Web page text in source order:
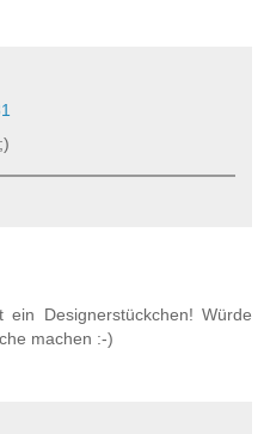
Designerstückchen! Würde
machen :-)